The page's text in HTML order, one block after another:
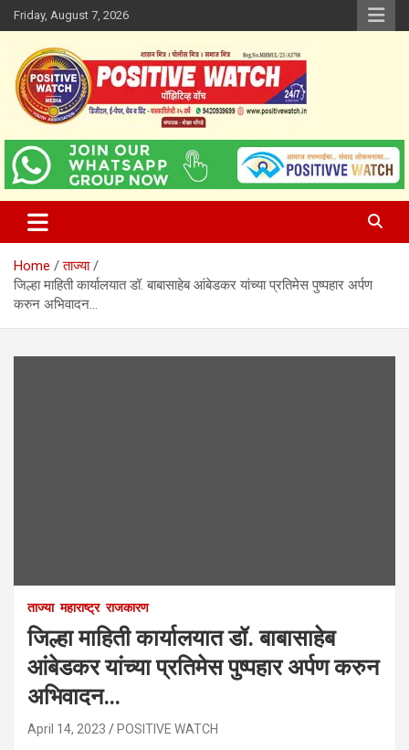
Skip
to
content
Friday, August 7, 2026
Positive Watch
www.positivewatch.in
Home
ताज्या
जिल्हा माहिती कार्यालयात डॉ. बाबासाहेब आंबेडकर यांच्या प्रतिमेस पुष्पहार अर्पण
करुन अभिवादन…
ताज्या महाराष्ट्र राजकारण
जिल्हा माहिती कार्यालयात डॉ. बाबासाहेब
आंबेडकर यांच्या प्रतिमेस पुष्पहार अर्पण करुन
अभिवादन…
April 14, 2023 POSITIVE WATCH